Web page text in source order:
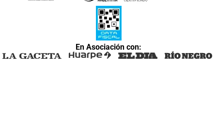
En Asociación con: